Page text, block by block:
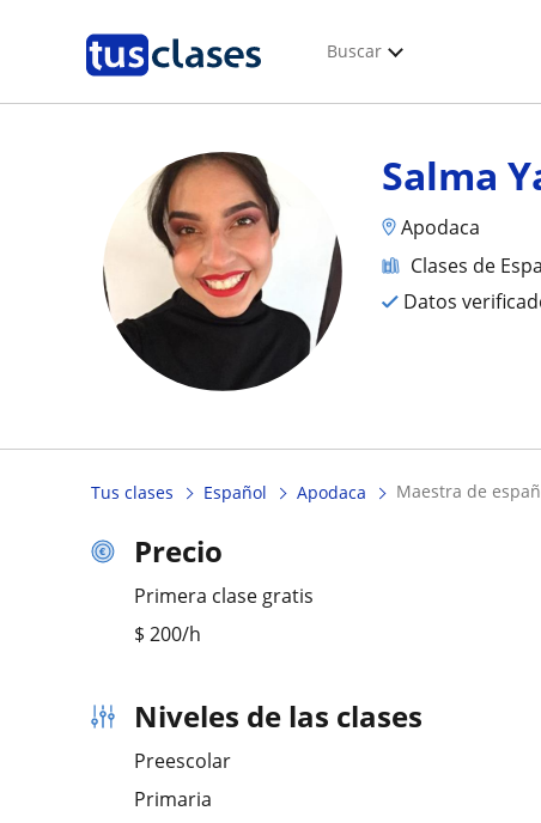
Buscar
Salma
Apodaca
Clases de
Datos
Tus clases Español Apodaca maestra de
Precio
Primera clase gratis
$ 200/h
Niveles de las clases
Preescolar
Primaria